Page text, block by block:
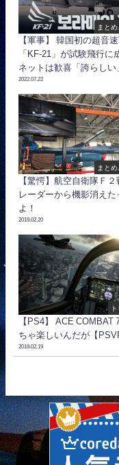
まとめ
【軍事】 韓国初の超音
「KF-21」が試験飛行に
ネットは歓喜「誇らしい
2022.07.22
まとめ
【驚愕】航空自衛隊Ｆ２
レーダーから機影消えた
よ！
2019.02.20
【PS4】 ACE COMBAT
ちゃ楽しいんだが【
2019.02.19